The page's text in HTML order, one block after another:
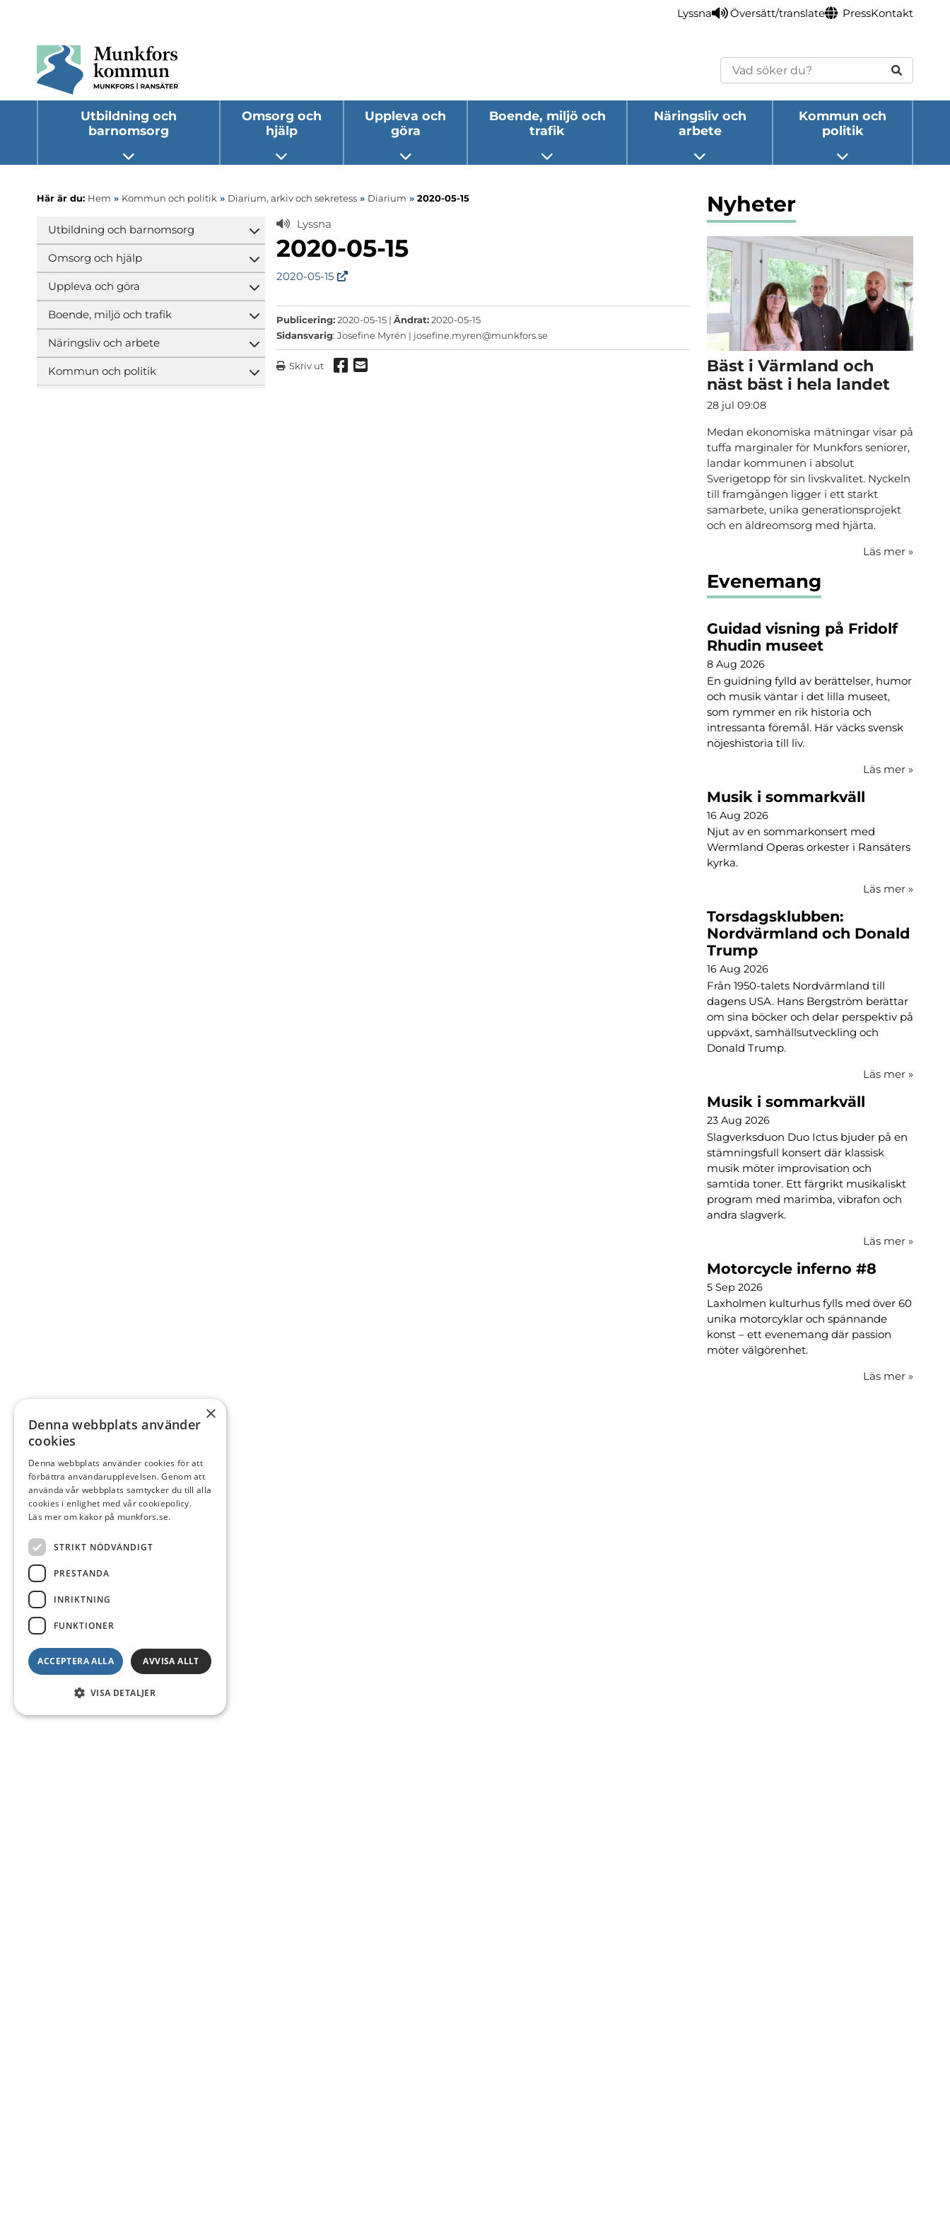
Lyssna Översätt/translate PressKontakt
Sök
Utbildning och
barnomsorg
Öppna undermeny
Omsorg och
hjälp
Öppna undermeny
Uppleva och
göra
Öppna undermeny
Boende, miljö och
trafik
Öppna undermeny
Näringsliv och
arbete
Öppna undermeny
Kommun och
politik
Öppna undermeny
Här är du: Hem » Kommun och politik » Diarium, arkiv och sekretess » Diarium » 2020-05-15
Utbildning och barnomsorg
Öppna undermeny
Omsorg och hjälp
Öppna undermeny
Uppleva och göra
Öppna undermeny
Boende, miljö och trafik
Öppna undermeny
Näringsliv och arbete
Öppna undermeny
Kommun och politik
Öppna undermeny
Lyssna
2020-05-15
2020-05-15
Publicering:2020-05-15 |Ändrat:2020-05-15
Sidansvarig: Josefine Myrén | josefine.myren@munkfors.se
Skriv ut Dela via Facebook
Dela via mail
Nyheter
Bäst i Värmland och
näst bäst i hela landet
28 jul 09:08
Medan ekonomiska mätningar visar på
tuffa marginaler för Munkfors seniorer,
landar kommunen i absolut
Sverigetopp för sin livskvalitet. Nyckeln
till framgången ligger i ett starkt
samarbete, unika generationsprojekt
och en äldreomsorg med hjärta.
Läs mer »
Evenemang
Guidad visning på Fridolf
Rhudin museet
8 Aug 2026
En guidning fylld av berättelser, humor
och musik väntar i det lilla museet,
som rymmer en rik historia och
intressanta föremål. Här väcks svensk
nöjeshistoria till liv.
Läs mer »
Musik i sommarkväll
16 Aug 2026
Njut av en sommarkonsert med
Wermland Operas orkester i Ransäters
kyrka.
Läs mer »
Torsdagsklubben:
Nordvärmland och Donald
Trump
16 Aug 2026
Från 1950-talets Nordvärmland till
dagens USA. Hans Bergström berättar
om sina böcker och delar perspektiv på
uppväxt, samhällsutveckling och
Donald Trump.
Läs mer »
Musik i sommarkväll
23 Aug 2026
Slagverksduon Duo Ictus bjuder på en
stämningsfull konsert där klassisk
musik möter improvisation och
samtida toner. Ett färgrikt musikaliskt
program med marimba, vibrafon och
andra slagverk.
Läs mer »
Motorcycle inferno #8
5 Sep 2026
Laxholmen kulturhus fylls med över 60
unika motorcyklar och spännande
konst – ett evenemang där passion
möter välgörenhet.
Läs mer »
×
Denna webbplats använder
cookies
Denna webbplats använder cookies för att
förbättra användarupplevelsen. Genom att
använda vår webbplats samtycker du till alla
cookies i enlighet med vår cookiepolicy.
Läs mer om kakor på munkfors.se.
STRIKT NÖDVÄNDIGT
PRESTANDA
INRIKTNING
FUNKTIONER
ACCEPTERA ALLA AVVISA ALLT
VISA DETALJER